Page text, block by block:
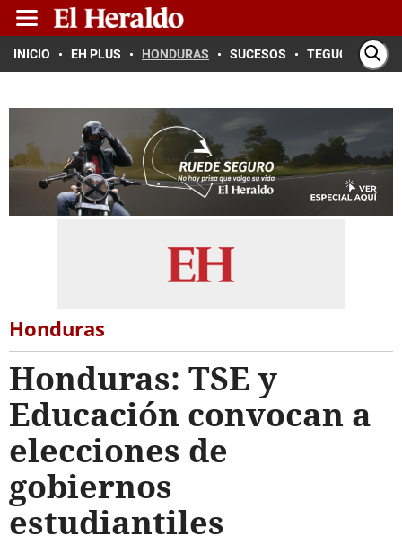
INICIO EH PLUS HONDURAS SUCESOS TEGUCIGALPA
Honduras
Honduras: TSE y
Educación convocan a
elecciones de
gobiernos
estudiantiles